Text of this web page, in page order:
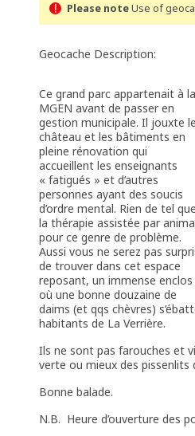
Please noteUse of
Geocache Description:
Ce grand parc appartenait à la
MGEN avant de passer en
gestion municipale. Il jouxte le
château et les bâtiments en
pleine rénovation qui
accueillent les enseignants
« fatigués » et d’autres
personnes ayant des soucis
d’ordre mental. Rien de tel que
la thérapie assistée par
pour ce genre de problème.
Aussi vous ne serez pas
de trouver dans cet espace
reposant, un immense enclos
où une bonne douzaine de
daims (et qqs chèvres)
habitants de La Verrière.
Ils ne sont pas farouches et
verte ou mieux des pissenlits
Bonne balade.
N.B. Heure d’ouverture des